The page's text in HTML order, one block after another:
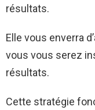
résultats.
Elle vous enverra
vous vous serez
résultats.
Cette stratégie